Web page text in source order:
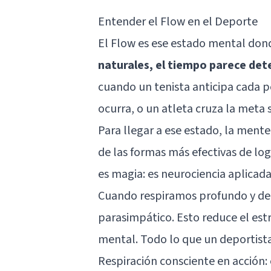
Entender el Flow en el Deporte
El Flow es ese estado mental
naturales, el tiempo parece
cuando un tenista anticipa cada
ocurra, o un atleta cruza la meta
Para llegar a ese estado, la
de las formas más efectivas de
es magia: es neurociencia
Cuando respiramos profundo y
parasimpático. Esto reduce el
mental. Todo lo que un
Respiración consciente en